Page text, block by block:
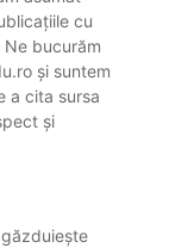
cu
bucurăm
și suntem
a cita sursa
și